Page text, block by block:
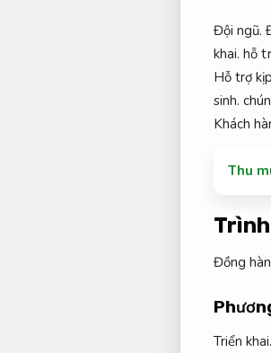
Đội ngũ.
khai. hỗ
Hỗ trợ
sinh.
Khách
Thu
Đồng
Triển khai.